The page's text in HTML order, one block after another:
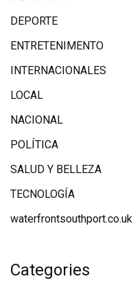
DEPORTE
ENTRETENIMENTO
INTERNACIONALES
LOCAL
NACIONAL
POLÍTICA
SALUD Y BELLEZA
TECNOLOGÍA
waterfrontsouthport.co.uk
Categories